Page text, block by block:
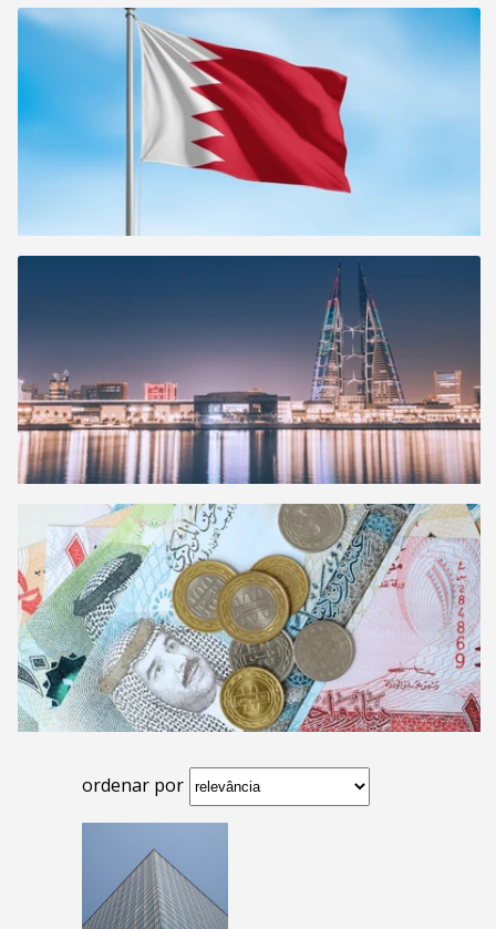
ordenar por